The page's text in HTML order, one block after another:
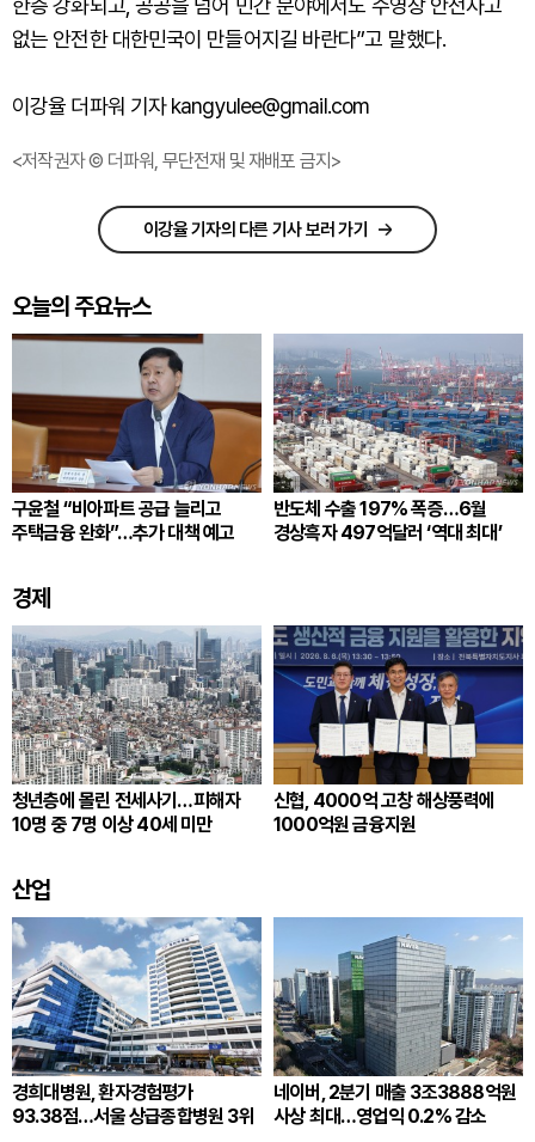
없는 안전한 대한민국이 만들어지길 바란다”고 말했다.
이강율 더파워 기자 kangyulee@gmail.com
<저작권자 © 더파워, 무단전재 및 재배포 금지>
이강율 기자의 다른 기사 보러 가기
오늘의 주요뉴스
구윤철 “비아파트 공급 늘리고
주택금융 완화”…추가 대책 예고
반도체 수출 197% 폭증…6월
경상흑자 497억달러 ‘역대 최대’
경제
청년층에 몰린 전세사기…피해자
10명 중 7명 이상 40세 미만
신협, 4000억 고창 해상풍력에
1000억원 금융지원
산업
경희대병원, 환자경험평가
93.38점…서울 상급종합병원 3위
네이버, 2분기 매출 3조3888억원
사상 최대…영업익 0.2% 감소